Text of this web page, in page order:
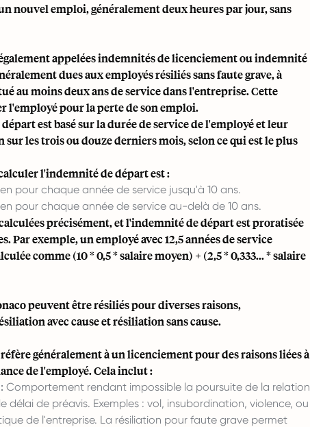
nouvel emploi, généralement deux heures par jour, sans
appelées indemnités de licenciement ou indemnité
dues aux employés résiliés sans faute grave, à
au moins deux ans de service dans l'entreprise. Cette
l'employé pour la perte de son emploi.
est basé sur la durée de service de l'employé et leur
les trois ou douze derniers mois, selon ce qui est le plus
l'indemnité de départ est :
pour chaque année de service jusqu'à 10 ans.
pour chaque année de service au-delà de 10 ans.
précisément, et l'indemnité de départ est proratisée
Par exemple, un employé avec 12,5 années de service
comme (10 * 0,5 * salaire moyen) + (2,5 * 0,333... * salaire
peuvent être résiliés pour diverses raisons,
avec cause et résiliation sans cause.
généralement à un licenciement pour des raisons liées à
de l'employé. Cela inclut :
Comportement rendant impossible la poursuite de la relation
délai de préavis. Exemples : vol, insubordination, violence, ou
de l'entreprise. La résiliation pour faute grave permet